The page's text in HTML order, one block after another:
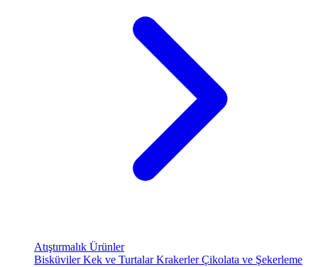
Atıştırmalık Ürünler
BisküvilerKek ve TurtalarKrakerlerÇikolata ve Şekerleme